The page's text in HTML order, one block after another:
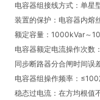
电容器组接线方式：单星
装置的保护：电容器内熔
额定容量： 1000kVar～
电容器额定电流操作次数：
同步断路器分合闸时间误
电容器组操作频率： ≤100
稳态过电流：在方均根值